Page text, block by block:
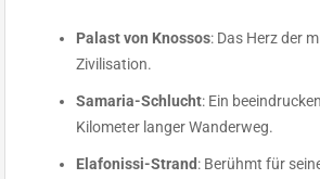
Palast von Knossos: Das Herz der
Zivilisation.
Samaria-Schlucht: Ein
Kilometer langer Wanderweg.
Elafonissi-Strand : Berühmt für